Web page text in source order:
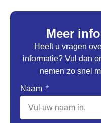
Meer
Heeft u vragen
informatie? Vul dan
nemen zo snel
Naam